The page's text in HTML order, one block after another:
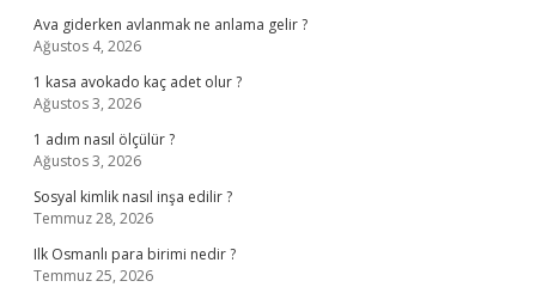
Ava giderken avlanmak ne anlama gelir ?
Ağustos 4, 2026
1 kasa avokado kaç adet olur ?
Ağustos 3, 2026
1 adım nasıl ölçülür ?
Ağustos 3, 2026
Sosyal kimlik nasıl inşa edilir ?
Temmuz 28, 2026
Ilk Osmanlı para birimi nedir ?
Temmuz 25, 2026